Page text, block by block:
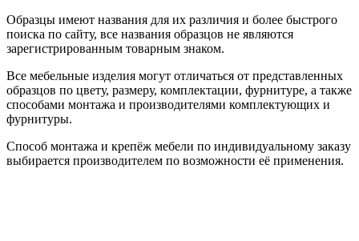
Образцы имеют названия для их различия и более быстрого
поиска по сайту, все названия образцов не являются
зарегистрированным товарным знаком.
Все мебельные изделия могут отличаться от представленных
образцов по цвету, размеру, комплектации, фурнитуре, а также
способами монтажа и производителями комплектующих и
фурнитуры.
Способ монтажа и крепёж мебели по индивидуальному заказу
выбирается производителем по возможности её применения.